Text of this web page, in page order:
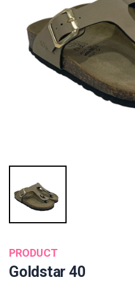
PRODUCT
Goldstar 40